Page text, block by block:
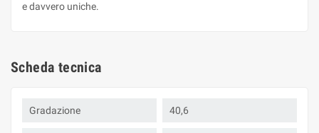
e davvero uniche.
Scheda tecnica
Gradazione 40,6